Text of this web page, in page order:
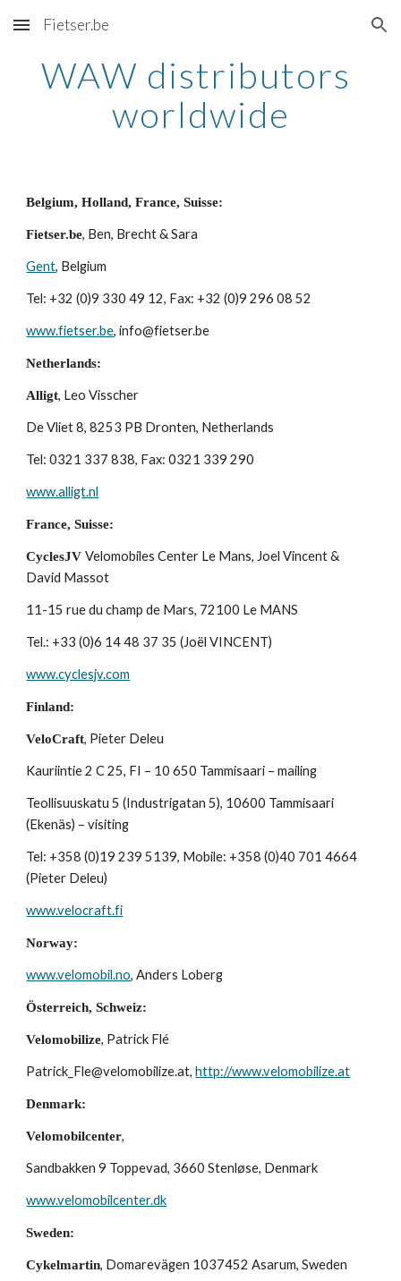
Skip to main content Skip to navigation
Fietser.be
WAW distributors
worldwide
Belgium, Holland, France, Suisse:
Fietser.be, Ben, Brecht & Sara
Gent, Belgium
Tel: +32 (0)9 330 49 12, Fax: +32 (0)9 296 08 52
www.fietser.be, info@fietser.be
Netherlands:
Alligt, Leo Visscher
De Vliet 8, 8253 PB Dronten, Netherlands
Tel: 0321 337 838, Fax: 0321 339 290
www.alligt.nl
France, Suisse:
CyclesJV Velomobiles Center Le Mans, Joel Vincent &
David Massot
11-15 rue du champ de Mars, 72100 Le MANS
Tel.: +33 (0)6 14 48 37 35 (Joël VINCENT)
www.cyclesjv.com
Finland:
VeloCraft, Pieter Deleu
Kauriintie 2 C 25, FI – 10 650 Tammisaari – mailing
Teollisuuskatu 5 (Industrigatan 5), 10600 Tammisaari
(Ekenäs) – visiting
Tel: +358 (0)19 239 5139, Mobile: +358 (0)40 701 4664
(Pieter Deleu)
www.velocraft.fi
Norway:
www.velomobil.no, Anders Loberg
Österreich, Schweiz:
Velomobilize, Patrick Flé
Patrick_Fle@velomobilize.at, http://www.velomobilize.at
Denmark:
Velomobilcenter,
Sandbakken 9 Toppevad, 3660 Stenløse, Denmark
www.velomobilcenter.dk
Sweden:
Cykelmartin, Domarevägen 1037452 Asarum, Sweden